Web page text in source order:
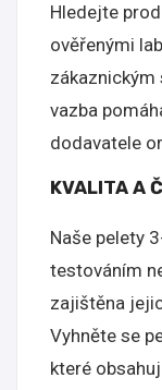
Hledejte
ověřenými
zákaznickým
vazba
dodavatele
KVALITA A
Naše pelety
testováním
zajištěna
Vyhněte se
které